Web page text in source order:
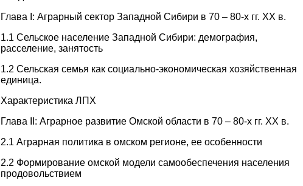
Глава I: Аграрный сектор Западной Сибири в 70 – 80-х гг. ХХ в.
1.1 Сельское население Западной Сибири: демография,
расселение, занятость
1.2 Сельская семья как социально-экономическая хозяйственная
единица.
Характеристика ЛПХ
Глава II: Аграрное развитие Омской области в 70 – 80-х гг. ХХ в.
2.1 Аграрная политика в омском регионе, ее особенности
2.2 Формирование омской модели самообеспечения населения
продовольствием